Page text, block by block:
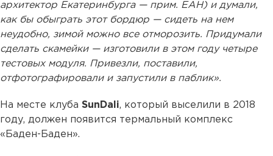
архитектор Екатеринбурга — прим. ЕАН) и думали,
как бы обыграть этот бордюр — сидеть на нем
неудобно, зимой можно все отморозить. Придумали
сделать скамейки — изготовили в этом году четыре
тестовых модуля. Привезли, поставили,
отфотографировали и запустили в паблик».
На месте клуба SunDali, который выселили в 2018
году, должен появится термальный комплекс
«Баден-Баден».